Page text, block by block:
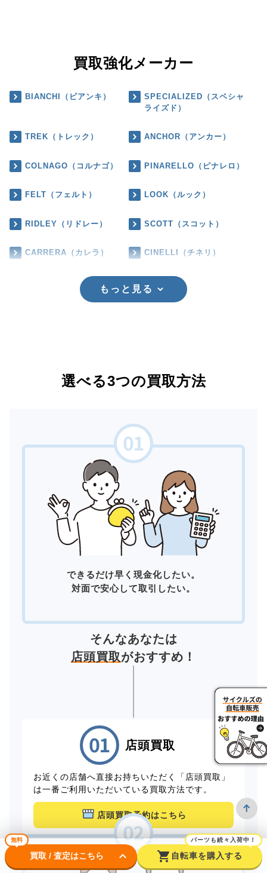
買取強化メーカー
BIANCHI（ビアンキ）
SPECIALIZED（スペシャ
ライズド）
TREK（トレック） ANCHOR（アンカー）
COLNAGO（コルナゴ） PINARELLO（ピナレロ）
FELT（フェルト） LOOK（ルック）
RIDLEY（リドレー） SCOTT（スコット）
CARRERA（カレラ） CINELLI（チネリ）
もっと見る
選べる3つの買取方法
できるだけ早く現金化したい。
対面で安心して取引したい。
そんなあなたは
店頭買取がおすすめ！
店頭買取
お近くの店舗へ直接お持ちいただく「店頭買取」
は一番ご利用いただいている買取方法です。
店頭買取予約はこちら
無料
買取 / 査定はこちら keyboard_arrow_down shopping_cart
パーツも続々入荷中！
自転車を購入する